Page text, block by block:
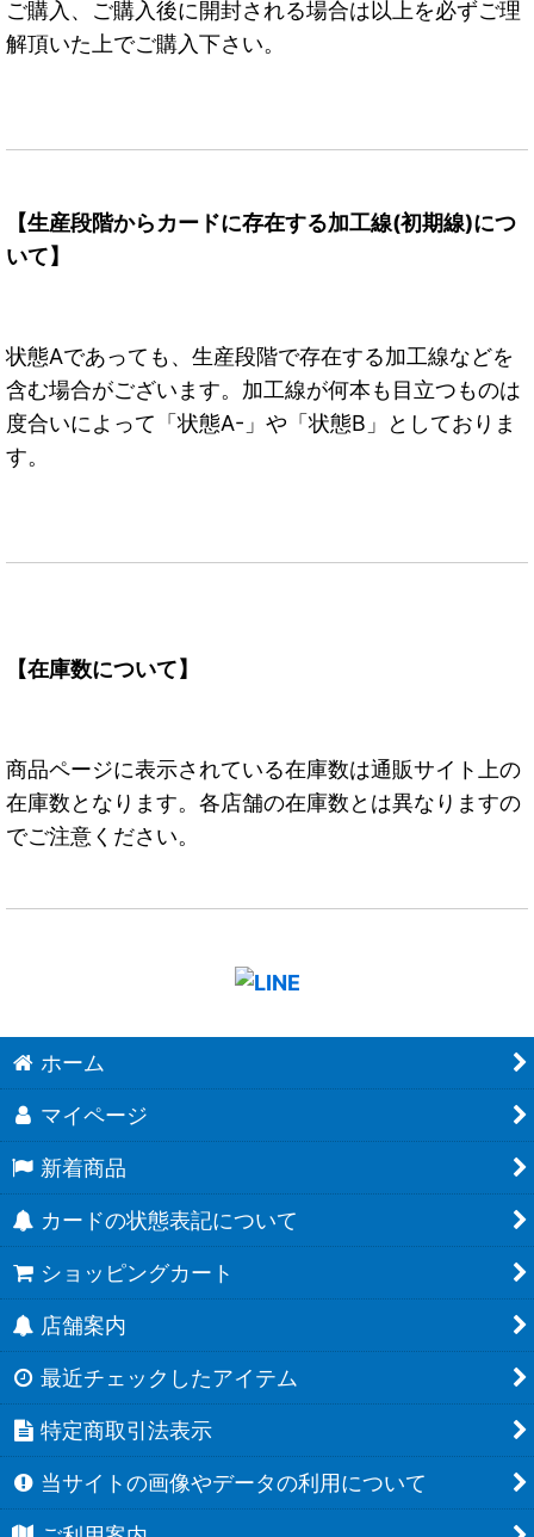
ご購入、ご購入後に開封される場合は以上を必ずご理
解頂いた上でご購入下さい。
【生産段階からカードに存在する加工線(初期線)につ
いて】
状態Aであっても、生産段階で存在する加工線などを
含む場合がございます。加工線が何本も目立つものは
度合いによって「状態A-」や「状態B」としておりま
す。
【在庫数について】
商品ページに表示されている在庫数は通販サイト上の
在庫数となります。各店舗の在庫数とは異なりますの
でご注意ください。
ホーム
マイページ
新着商品
カードの状態表記について
ショッピングカート
店舗案内
最近チェックしたアイテム
特定商取引法表示
当サイトの画像やデータの利用について